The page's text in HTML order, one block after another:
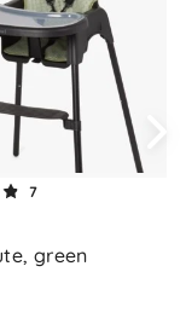
barnestol
7
green